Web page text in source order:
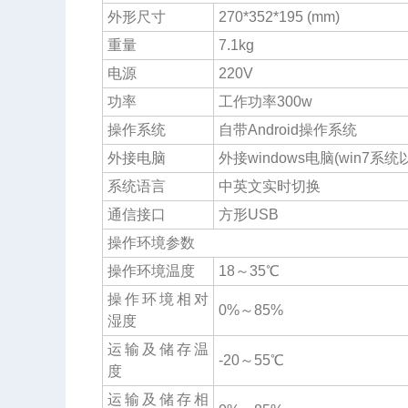
外形尺寸
270*352*195 (mm)
重量
7.1kg
电源
220V
功率
工作功率300w
操作系统
自带Android操作系统
外接电脑
外接windows电脑(win7系统
系统语言
中英文实时切换
通信接口
方形USB
操作环境参数
操作环境温度
18～35℃
操作环境相对
湿度
0%～85%
运输及储存温
度
-20～55℃
运输及储存相